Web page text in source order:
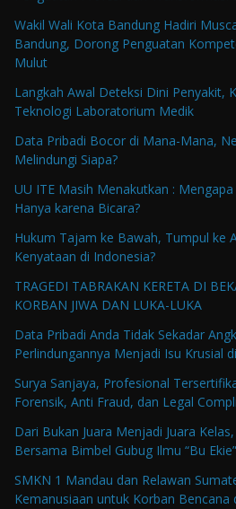
Wakil Wali Kota Bandung Hadiri
Bandung, Dorong Penguatan
Mulut
Langkah Awal Deteksi Dini Penyakit,
Teknologi Laboratorium Medik
Data Pribadi Bocor di Mana-Mana,
Melindungi Siapa?
UU ITE Masih Menakutkan :
Hanya karena Bicara?
Hukum Tajam ke Bawah, Tumpul ke
Kenyataan di Indonesia?
TRAGEDI TABRAKAN KERETA DI
KORBAN JIWA DAN LUKA-LUKA
Data Pribadi Anda Tidak Sekadar
Perlindungannya Menjadi Isu Krusial
Surya Sanjaya, Profesional
Forensik, Anti Fraud, dan Legal
Dari Bukan Juara Menjadi Juara
Bersama Bimbel Gubug Ilmu “Bu Ekie”
SMKN 1 Mandau dan Relawan
Kemanusiaan untuk Korban Bencana